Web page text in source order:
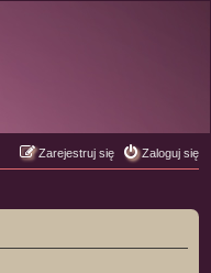
Zaloguj się
Zarejestruj się